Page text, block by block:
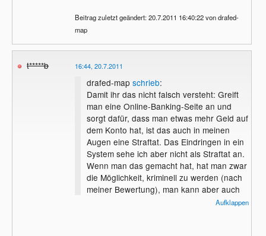
Beitrag zuletzt geändert: 20.7.2011 16:40:22 von drafed-
map
t*****b 16:44, 20.7.2011
drafed-map schrieb:
Damit ihr das nicht falsch versteht: Greift
man eine Online-Banking-Seite an und
sorgt dafür, dass man etwas mehr Geld auf
dem Konto hat, ist das auch in meinen
Augen eine Straftat. Das Eindringen in ein
System sehe ich aber nicht als Straftat an.
Wenn man das gemacht hat, hat man zwar
die Möglichkeit, kriminell zu werden (nach
meiner Bewertung), man kann aber auch
einfach nur einen Hinweis "Dieses System
Aufklappen